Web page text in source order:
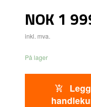
Pris
NOK1
inkl. mva.
På lager